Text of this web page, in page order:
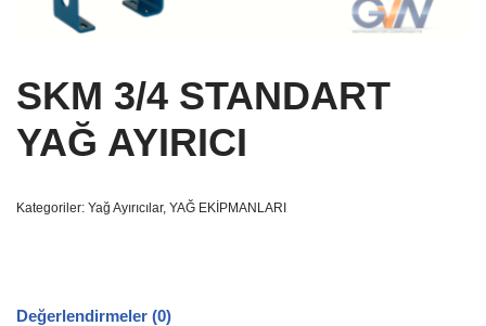
SKM 3/4 STANDART
YAĞ AYIRICI
Kategoriler: Yağ Ayırıcılar, YAĞ EKİPMANLARI
Değerlendirmeler (0)